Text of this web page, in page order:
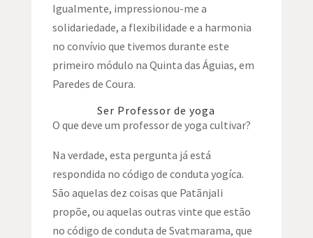
Igualmente, impressionou-me a
solidariedade, a flexibilidade e a harmonia
no convívio que tivemos durante este
primeiro módulo na Quinta das Águias, em
Paredes de Coura.
Ser Professor de yoga
O que deve um professor de yoga cultivar?
Na verdade, esta pergunta já está
respondida no código de conduta yogíca.
São aquelas dez coisas que Patãnjali
propõe, ou aquelas outras vinte que estão
no código de conduta de Svatmarama, que